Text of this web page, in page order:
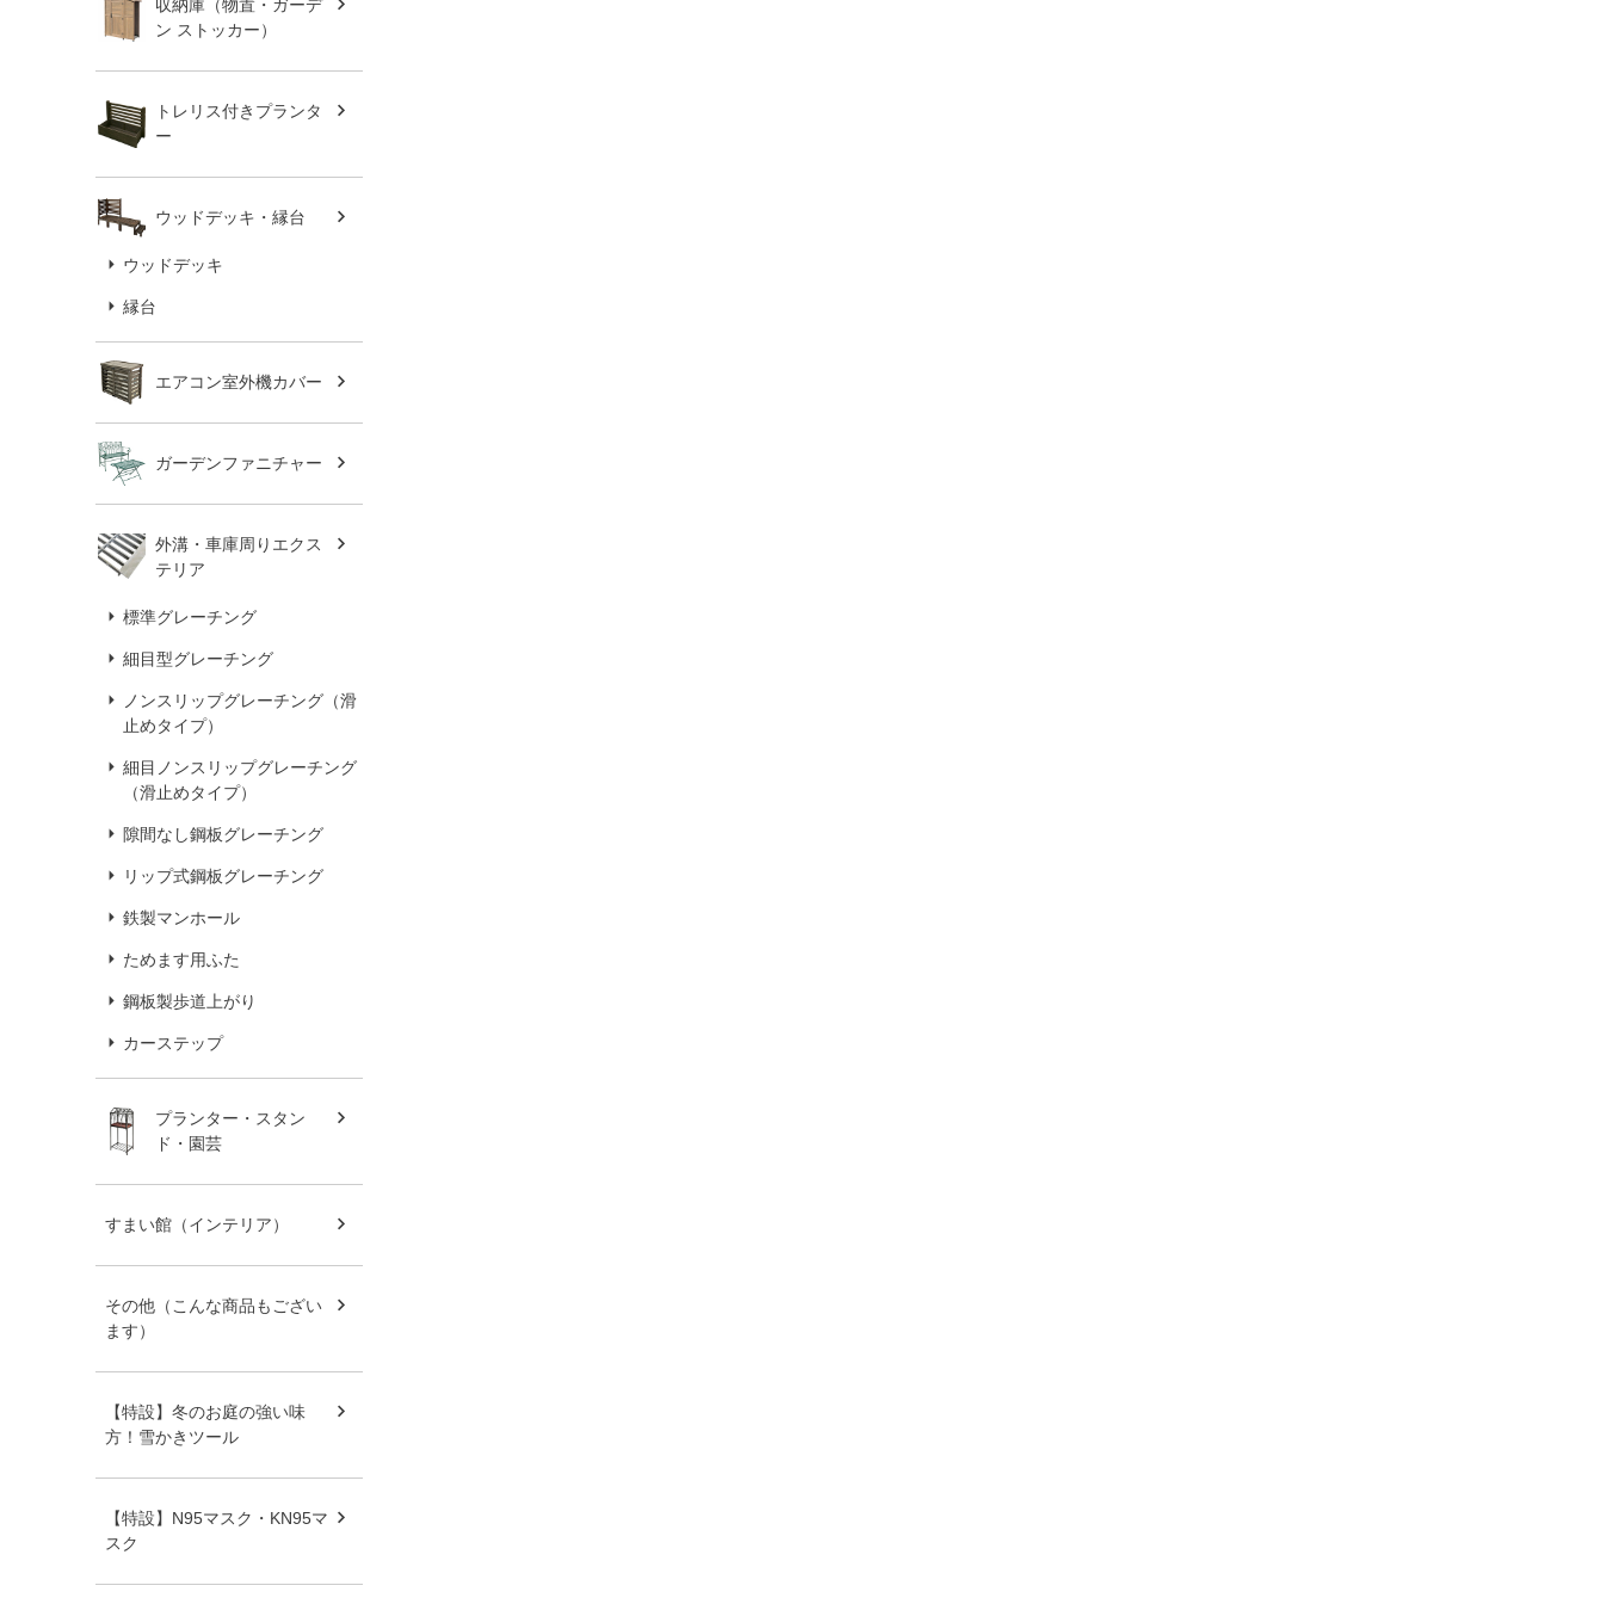
収納庫（物置・ガーデ
ン ストッカー）
トレリス付きプランタ
ー
ウッドデッキ・縁台
ウッドデッキ
縁台
エアコン室外機カバー
ガーデンファニチャー
外溝・車庫周りエクス
テリア
標準グレーチング
細目型グレーチング
ノンスリップグレーチング（滑
止めタイプ）
細目ノンスリップグレーチング
（滑止めタイプ）
隙間なし鋼板グレーチング
リップ式鋼板グレーチング
鉄製マンホール
ためます用ふた
鋼板製歩道上がり
カーステップ
プランター・スタン
ド・園芸
すまい館（インテリア）
その他（こんな商品もござい
ます）
【特設】冬のお庭の強い味
方！雪かきツール
【特設】N95マスク・KN95マ
スク